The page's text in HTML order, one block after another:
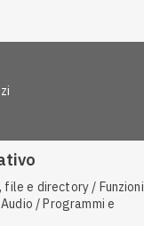
file e directory / Funzioni
/ Programmi e